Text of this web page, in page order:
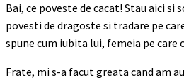
Bai, ce poveste de cacat! Stau aici
povesti de dragoste si tradare pe
spune cum iubita lui, femeia pe
Frate, mi s-a facut greata cand am